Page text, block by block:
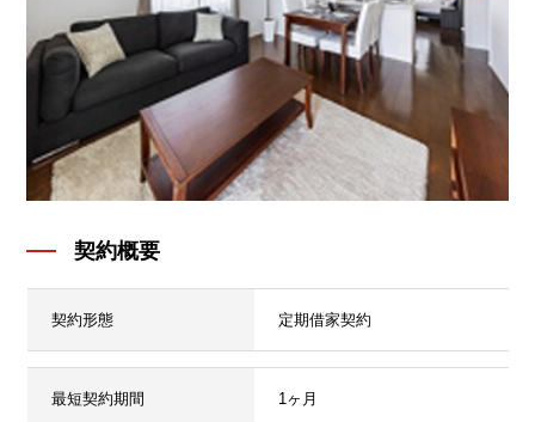
契約概要
契約形態 定期借家契約
最短契約期間 1ヶ月